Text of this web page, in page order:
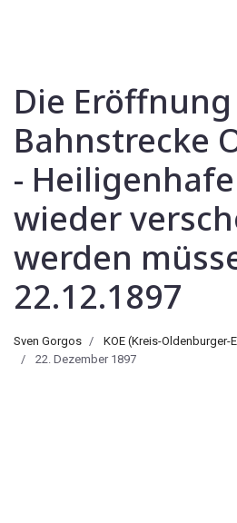
Die
Bahnstrecke
-
wieder
werden
22.12.1897
Sven Gorgos
KOE (Kreis-Oldenburger-
22. Dezember 1897